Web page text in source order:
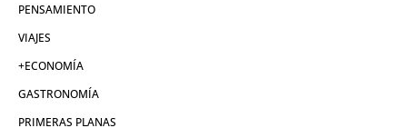
PENSAMIENTO
VIAJES
+ECONOMÍA
GASTRONOMÍA
PRIMERAS PLANAS